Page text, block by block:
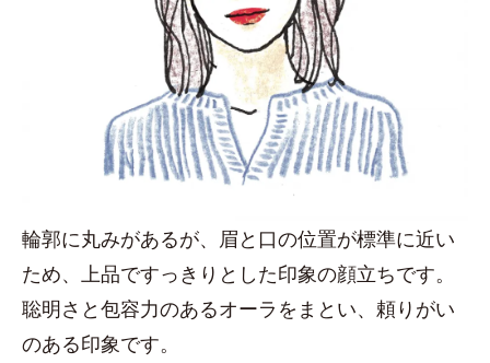
輪郭に丸みがあるが、眉と口の位置が標準に近い
ため、上品ですっきりとした印象の顔立ちです。
聡明さと包容力のあるオーラをまとい、頼りがい
のある印象です。